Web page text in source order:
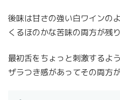
後味は甘さの強い白ワインの
くるほのかな苦味の両方が残
最初舌をちょっと刺激するよ
ザラつき感があってその両方